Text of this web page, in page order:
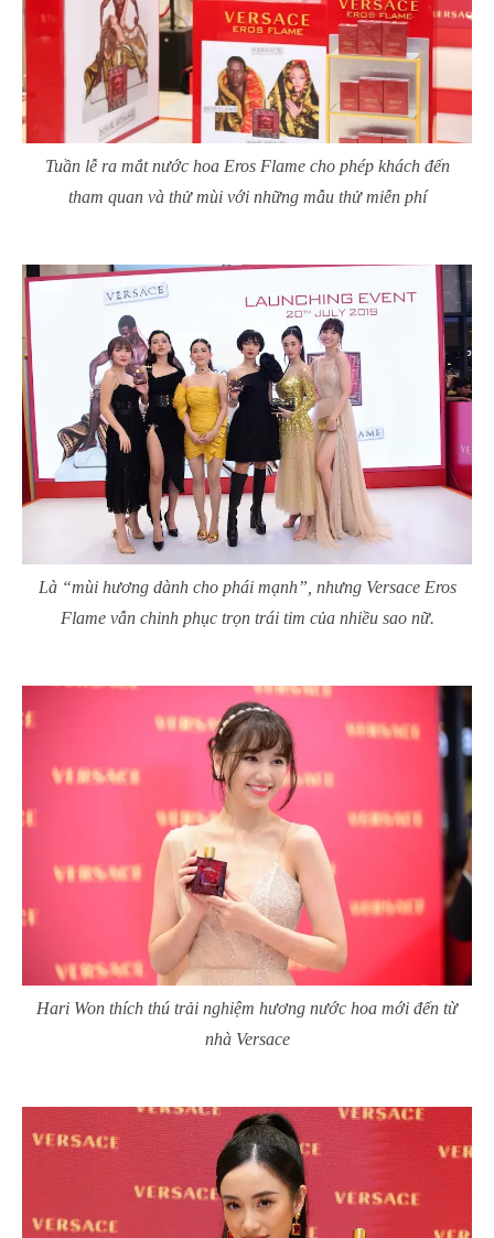
Tuần lễ ra mắt nước hoa Eros Flame cho phép khách đến
tham quan và thử mùi với những mẫu thử miễn phí
Là “mùi hương dành cho phái mạnh”, nhưng Versace Eros
Flame vẫn chinh phục trọn trái tim của nhiều sao nữ.
Hari Won thích thú trải nghiệm hương nước hoa mới đến từ
nhà Versace